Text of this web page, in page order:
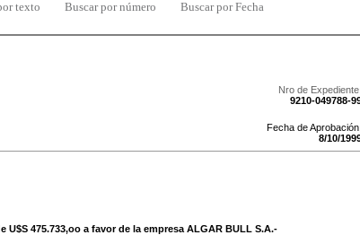
texto Buscar por número Buscar por Fecha
Nro de Expediente:
9210-049788-
Fecha de Aprobación:
8/10/
U$S 475.733,oo a favor de la empresa ALGAR BULL S.A.-